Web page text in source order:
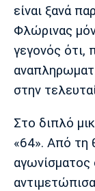
είναι ξανά
Φλώρινας
γεγονός ότι,
στην
Στο διπλό
«64». Από τη